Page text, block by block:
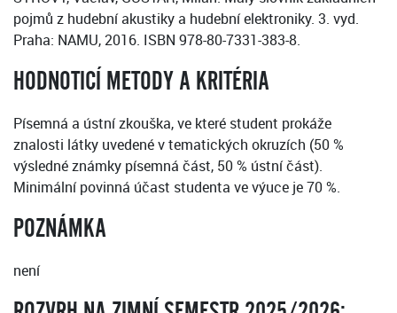
pojmů z hudební akustiky a hudební elektroniky. 3. vyd.
Praha: NAMU, 2016. ISBN 978-80-7331-383-8.
HODNOTICÍ METODY A KRITÉRIA
Písemná a ústní zkouška, ve které student prokáže
znalosti látky uvedené v tematických okruzích (50 %
výsledné známky písemná část, 50 % ústní část).
Minimální povinná účast studenta ve výuce je 70 %.
POZNÁMKA
není